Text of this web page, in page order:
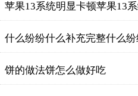
苹果13系统明显卡顿苹果13
什么纷纷什么补充完整什么
饼的做法饼怎么做好吃